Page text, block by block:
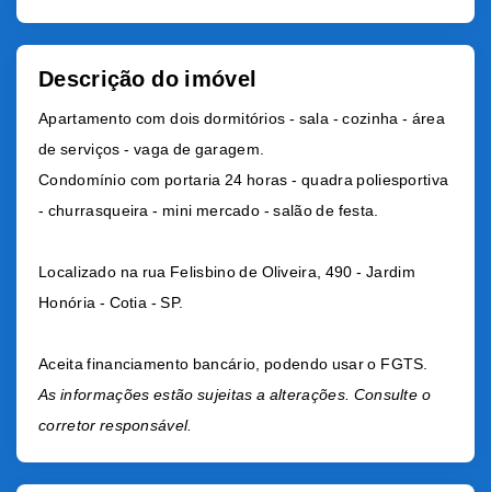
Descrição do imóvel
Apartamento com dois dormitórios - sala - cozinha - área
de serviços - vaga de garagem.
Condomínio com portaria 24 horas - quadra poliesportiva
- churrasqueira - mini mercado - salão de festa.
Localizado na rua Felisbino de Oliveira, 490 - Jardim
Honória - Cotia - SP.
Aceita financiamento bancário, podendo usar o FGTS.
As informações estão sujeitas a alterações. Consulte o
corretor responsável.